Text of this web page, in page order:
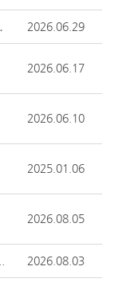
2026.06.29
2026.06.17
2026.06.10
2025.01.06
2026.08.05
2026.08.03